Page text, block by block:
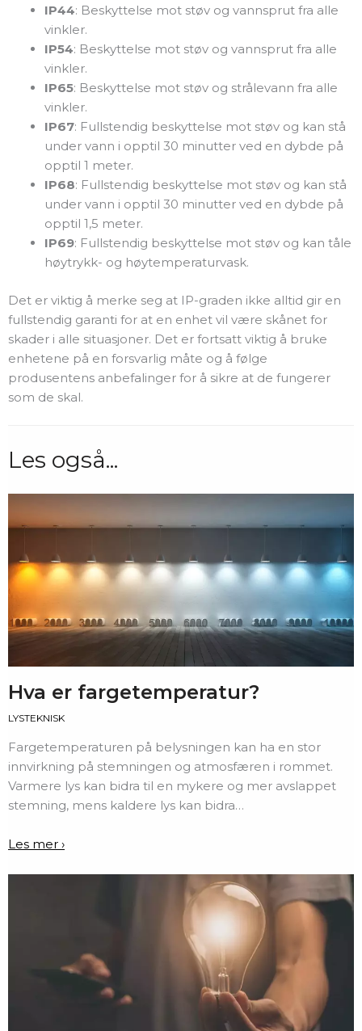
IP44: Beskyttelse mot støv og vannsprut fra alle
vinkler.
IP54: Beskyttelse mot støv og vannsprut fra alle
vinkler.
IP65: Beskyttelse mot støv og strålevann fra alle
vinkler.
IP67: Fullstendig beskyttelse mot støv og kan stå
under vann i opptil 30 minutter ved en dybde på
opptil 1 meter.
IP68: Fullstendig beskyttelse mot støv og kan stå
under vann i opptil 30 minutter ved en dybde på
opptil 1,5 meter.
IP69: Fullstendig beskyttelse mot støv og kan tåle
høytrykk- og høytemperaturvask.
Det er viktig å merke seg at IP-graden ikke alltid gir en
fullstendig garanti for at en enhet vil være skånet for
skader i alle situasjoner. Det er fortsatt viktig å bruke
enhetene på en forsvarlig måte og å følge
produsentens anbefalinger for å sikre at de fungerer
som de skal.
Les også...
Hva er fargetemperatur?
LYSTEKNISK
Fargetemperaturen på belysningen kan ha en stor
innvirkning på stemningen og atmosfæren i rommet.
Varmere lys kan bidra til en mykere og mer avslappet
stemning, mens kaldere lys kan bidra…
Les mer ›